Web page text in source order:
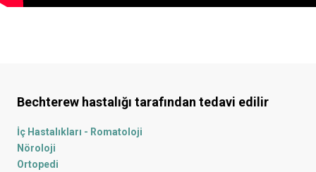
Bechterew hastalığı tarafından tedavi edilir
İç Hastalıkları - Romatoloji
Nöroloji
Ortopedi